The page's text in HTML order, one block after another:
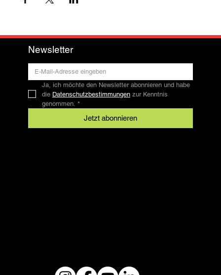
Newsletter
Ja, ich möchte den Newsletter abonnieren und habe
die Datenschutzbestimmungen zur Kenntnis
genommen. *
Jetzt abonnieren